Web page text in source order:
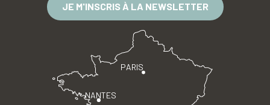
JE M'INSCRIS À LA NEWSLETTER
PARIS
NANTES